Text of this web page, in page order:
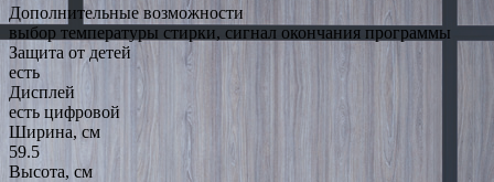
Дополнительные возможности
выбор температуры стирки, сигнал окончания программы
Защита от детей
есть
Дисплей
есть цифровой
Ширина, см
59.5
Высота, см